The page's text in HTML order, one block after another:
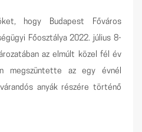
hogy Budapest Főváros
Főosztálya 2022. július 8-
az elmúlt közel fél év
megszüntette az egy évnél
anyák részére történő